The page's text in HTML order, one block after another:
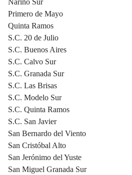
Primero de Mayo
Quinta Ramos
S.C. 20 de Julio
S.C. Buenos Aires
S.C. Calvo Sur
S.C. Granada Sur
S.C. Las Brisas
S.C. Modelo Sur
S.C. Quinta Ramos
S.C. San Javier
San Bernardo del Viento
San Cristóbal Alto
San Jerónimo del Yuste
San Miguel Granada Sur